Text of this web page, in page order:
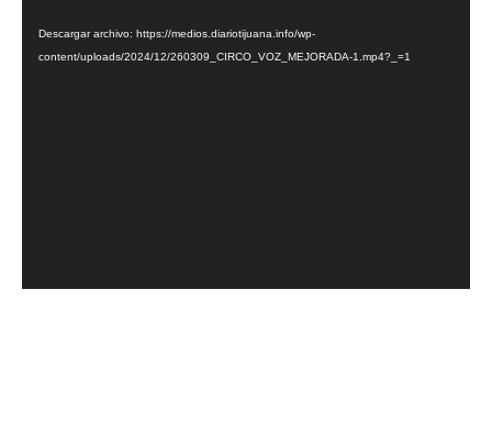
Descargar archivo: https://medios.diariotijuana.info/wp-
content/uploads/2024/12/260309_CIRCO_VOZ_MEJORADA-1.mp4?_=1